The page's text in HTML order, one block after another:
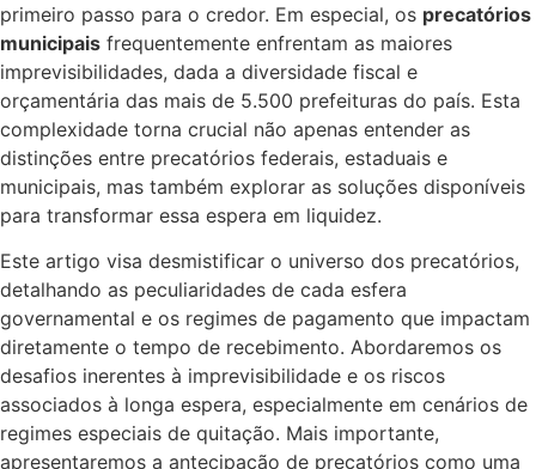
primeiro passo para o credor. Em especial, os precatórios
municipais frequentemente enfrentam as maiores
imprevisibilidades, dada a diversidade fiscal e
orçamentária das mais de 5.500 prefeituras do país. Esta
complexidade torna crucial não apenas entender as
distinções entre precatórios federais, estaduais e
municipais, mas também explorar as soluções disponíveis
para transformar essa espera em liquidez.
Este artigo visa desmistificar o universo dos precatórios,
detalhando as peculiaridades de cada esfera
governamental e os regimes de pagamento que impactam
diretamente o tempo de recebimento. Abordaremos os
desafios inerentes à imprevisibilidade e os riscos
associados à longa espera, especialmente em cenários de
regimes especiais de quitação. Mais importante,
apresentaremos a antecipação de precatórios como uma